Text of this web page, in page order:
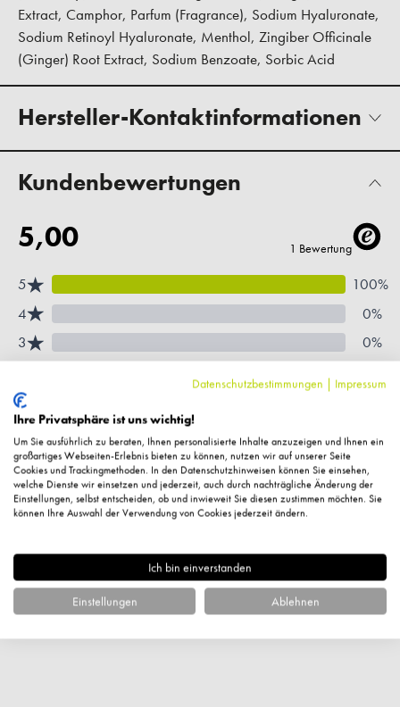
Extract, Camphor, Parfum (Fragrance), Sodium Hyaluronate,
Sodium Retinoyl Hyaluronate, Menthol, Zingiber Officinale
(Ginger) Root Extract, Sodium Benzoate, Sorbic Acid
Hersteller-Kontaktinformationen
Kundenbewertungen
Fragen zum Artikel?
Datenschutzbestimmungen | Impressum
Ihre Privatsphäre ist uns wichtig!
Um Sie ausführlich zu beraten, Ihnen personalisierte Inhalte anzuzeigen und Ihnen ein
großartiges Webseiten-Erlebnis bieten zu können, nutzen wir auf unserer Seite
Cookies und Trackingmethoden. In den Datenschutzhinweisen können Sie einsehen,
welche Dienste wir einsetzen und jederzeit, auch durch nachträgliche Änderung der
Einstellungen, selbst entscheiden, ob und inwieweit Sie diesen zustimmen möchten. Sie
können Ihre Auswahl der Verwendung von Cookies jederzeit ändern.
Ich bin einverstanden
Einstellungen Ablehnen